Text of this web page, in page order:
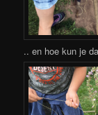
.. en hoe kun je